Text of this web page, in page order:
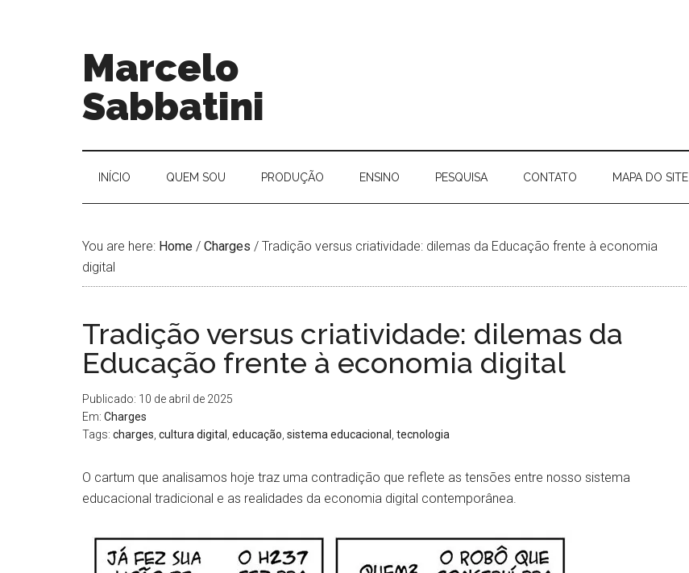
Marcelo
Sabbatini
INÍ­CIO QUEM SOU PRODUÇÃO ENSINO PESQUISA CONTATO MAPA DO SITE
You are here: Home / Charges / Tradição versus criatividade: dilemas da Educação frente à economia
digital
Tradição versus criatividade: dilemas da
Educação frente à economia digital
Publicado: 10 de abril de 2025
Em: Charges
Tags: charges cultura digital educação sistema educacional tecnologia
O cartum que analisamos hoje traz uma contradição que reflete as tensões entre nosso sistema
educacional tradicional e as realidades da economia digital contemporânea.